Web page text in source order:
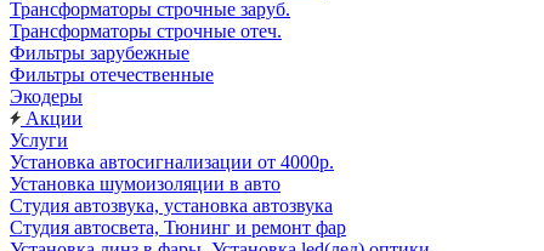
Трансформаторы строчные заруб.
Трансформаторы строчные отеч.
Фильтры зарубежные
Фильтры отечественные
Экодеры
Акции
Услуги
Установка автосигнализации от 4000р.
Установка шумоизоляции в авто
Студия автозвука, установка автозвука
Студия автосвета, Тюнинг и ремонт фар